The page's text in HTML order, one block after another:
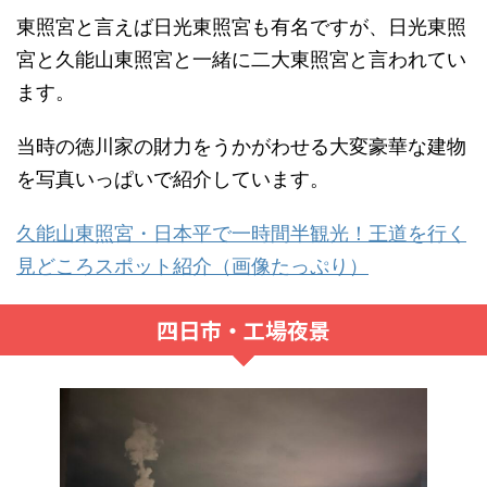
東照宮と言えば日光東照宮も有名ですが、日光東照
宮と久能山東照宮と一緒に二大東照宮と言われてい
ます。
当時の徳川家の財力をうかがわせる大変豪華な建物
を写真いっぱいで紹介しています。
久能山東照宮・日本平で一時間半観光！王道を行く
見どころスポット紹介（画像たっぷり）
四日市・工場夜景